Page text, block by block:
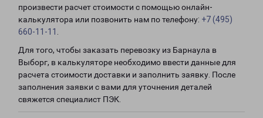
произвести расчет стоимости с помощью онлайн-
калькулятора или позвонить нам по телефону: +7 (495)
660-11-11
Для того, чтобы заказать перевозку из Барнаула в
Выборг, в калькуляторе необходимо ввести данные для
расчета стоимости доставки и заполнить заявку. После
заполнения заявки с вами для уточнения деталей
свяжется специалист ПЭК.